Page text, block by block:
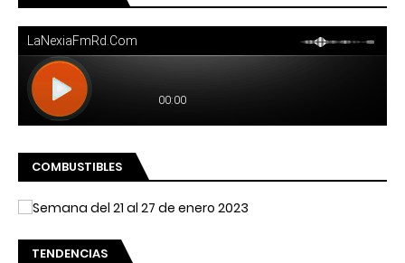
COMBUSTIBLES
TENDENCIAS